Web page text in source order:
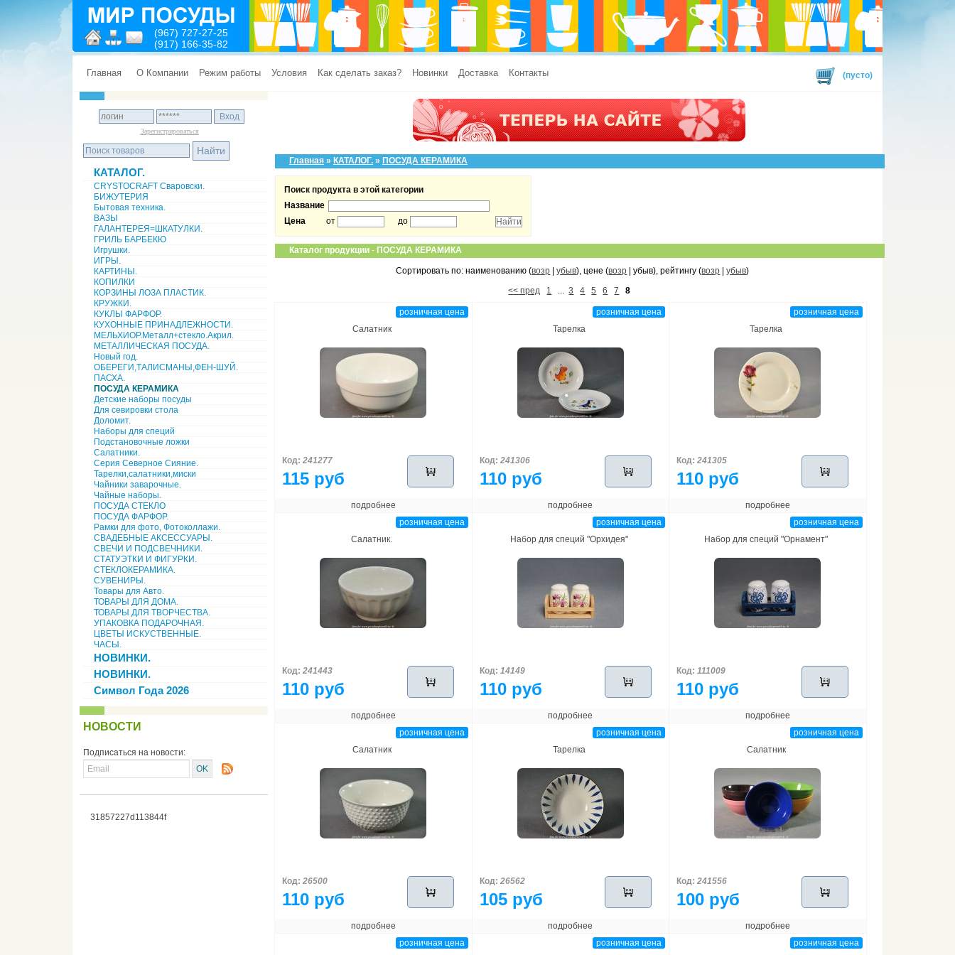
(967) 727-27-25
(917) 166-35-82
Главная О Компании Режим работы Условия Как сделать заказ? Новинки Доставка Контакты (пусто)
Зарегистрироваться
КАТАЛОГ.
CRYSTOCRAFT Сваровски.
БИЖУТЕРИЯ
Бытовая техника.
ВАЗЫ
ГАЛАНТЕРЕЯ=ШКАТУЛКИ.
ГРИЛЬ БАРБЕКЮ
Игрушки.
ИГРЫ.
КАРТИНЫ.
КОПИЛКИ
КОРЗИНЫ ЛОЗА ПЛАСТИК.
КРУЖКИ.
КУКЛЫ ФАРФОР.
КУХОННЫЕ ПРИНАДЛЕЖНОСТИ.
МЕЛЬХИОР.Металл+стекло.Акрил.
МЕТАЛЛИЧЕСКАЯ ПОСУДА.
Новый год.
ОБЕРЕГИ,ТАЛИСМАНЫ,ФЕН-ШУЙ.
ПАСХА.
ПОСУДА КЕРАМИКА
Детские наборы посуды
Для севировки стола
Доломит.
Наборы для специй
Подстановочные ложки
Салатники.
Серия Северное Сияние.
Тарелки,салатники,миски
Чайники заварочные.
Чайные наборы.
ПОСУДА СТЕКЛО
ПОСУДА ФАРФОР.
Рамки для фото, Фотоколлажи.
СВАДЕБНЫЕ АКСЕССУАРЫ.
СВЕЧИ И ПОДСВЕЧНИКИ.
СТАТУЭТКИ И ФИГУРКИ.
СТЕКЛОКЕРАМИКА.
СУВЕНИРЫ.
Товары для Авто.
ТОВАРЫ ДЛЯ ДОМА.
ТОВАРЫ ДЛЯ ТВОРЧЕСТВА.
УПАКОВКА ПОДАРОЧНАЯ.
ЦВЕТЫ ИСКУСТВЕННЫЕ.
ЧАСЫ.
НОВИНКИ.
НОВИНКИ.
Символ Года 2026
НОВОСТИ
Подписаться на новости:
31857227d113844f
Главная » КАТАЛОГ. » ПОСУДА КЕРАМИКА
Поиск продукта в этой категории
Название
Цена
от до
Каталог продукции - ПОСУДА КЕРАМИКА
Сортировать по: наименованию (возр |убыв), цене (возр | убыв), рейтингу (возр |убыв)
<< пред
1 ...3 4 5 6 7 8
розничная цена
Салатник
Код: 241277
115 руб
подробнее
розничная цена
Тарелка
Код: 241306
110 руб
подробнее
розничная цена
Тарелка
Код: 241305
110 руб
подробнее
розничная цена
Салатник.
Код: 241443
110 руб
подробнее
розничная цена
Набор для специй "Орхидея"
Код: 14149
110 руб
подробнее
розничная цена
Набор для специй "Орнамент"
Код: 111009
110 руб
подробнее
розничная цена
Салатник
Код: 26500
110 руб
подробнее
розничная цена
Тарелка
Код: 26562
105 руб
подробнее
розничная цена
Салатник
Код: 241556
100 руб
подробнее
розничная цена
розничная цена розничная цена